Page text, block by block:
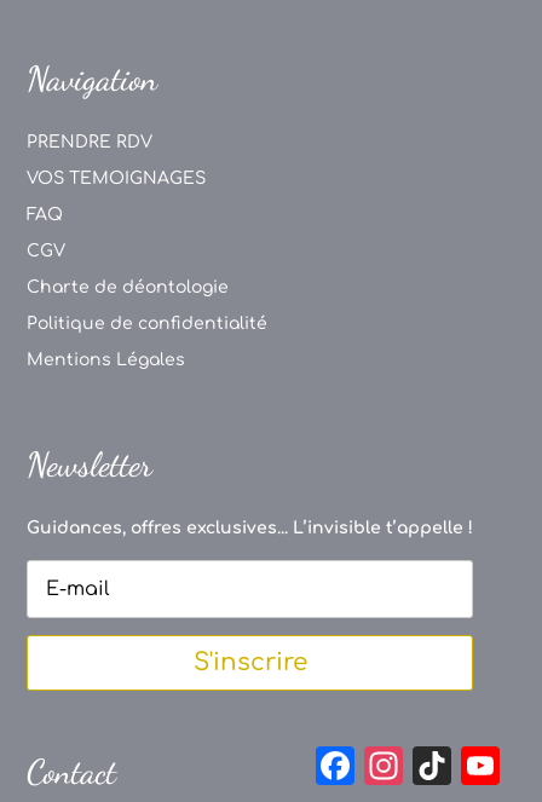
Navigation
PRENDRE RDV
VOS TEMOIGNAGES
FAQ
CGV
Charte de déontologie
Politique de confidentialité
Mentions Légales
Newsletter
Guidances, offres exclusives... L’invisible t’appelle !
S'inscrire
Contact
F
In
Ti